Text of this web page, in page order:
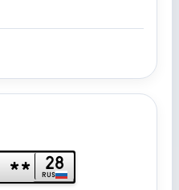
** 28
RUS